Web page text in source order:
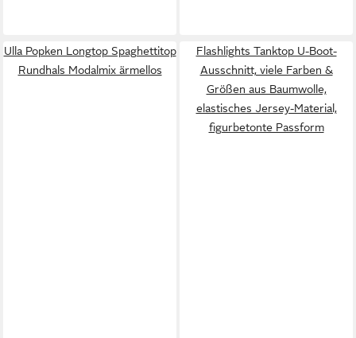
Ulla Popken Longtop Spaghettitop
Rundhals Modalmix ärmellos
Flashlights Tanktop U-Boot-
Ausschnitt, viele Farben &
Größen aus Baumwolle,
elastisches Jersey-Material,
figurbetonte Passform